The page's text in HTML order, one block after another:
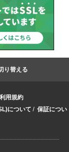
り替える
用規約
について / 保証につい